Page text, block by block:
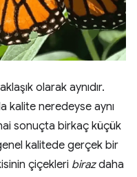
olarak aynıdır.
kalite neredeyse aynı
sonuçta birkaç küçük
kalitede gerçek bir
çiçekleri birazdaha